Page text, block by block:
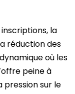
la
réduction des
où les
peine à
pression sur le